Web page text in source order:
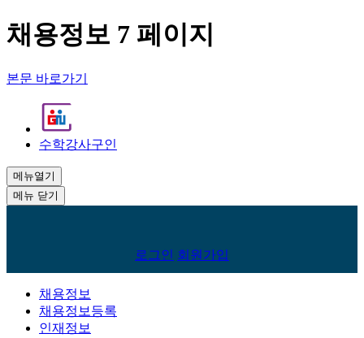
채용정보 7 페이지
본문 바로가기
수학강사구인
메뉴열기
메뉴 닫기
원
로
그
로그인 회원가입
채용정보
채용정보등록
인재정보